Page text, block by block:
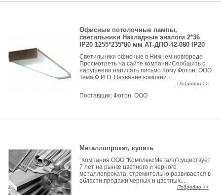
Офисные потолочные лампы,
светильники Накладные аналоги 2*36
IP20 1255*235*80 мм АТ-ДПО-42-080 IP20
Светильники офисные в Нижнем новгороде
Просмотреть на сайте компанииСообщить о
нарушении написать письмо Кому Фотон, ООО
Тема Ф.И.О. Название компани...
Подробно >>
Поставщик:Фотон, ООО
Металлопрокат, купить
"Компания ООО "КомплексМеталл"существует
7 лет на рынке цветного и черного
металлопроката, стремительно развивается в
области продажи черных и цветных...
Подробно >>